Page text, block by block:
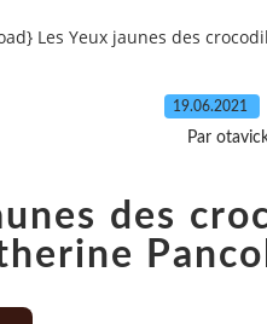
Les Yeux jaunes des
19.06.2021
Par
des
Pancol